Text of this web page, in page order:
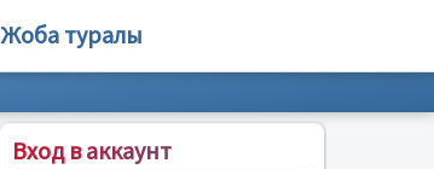
Жоба туралы
Вход в аккаунт